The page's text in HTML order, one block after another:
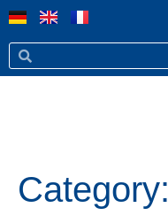
Category: